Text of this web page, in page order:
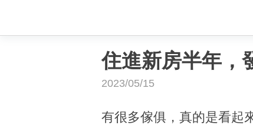
住進新房半年，
2023/05/15
有很多傢俱，真的是看